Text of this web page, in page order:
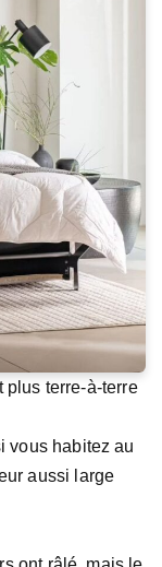
plus terre-à-terre
vous habitez au
aussi large